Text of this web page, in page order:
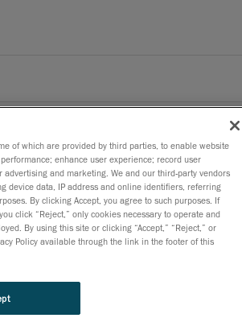
다목적 3-in-1 시스템, MetraSCAN 3D. C-
of which are provided by third parties, to enable website
enhance user experience; record user
and marketing. We and our third-party vendors
device data, IP address and online identifiers, referring
By clicking Accept, you agree to such purposes. If
click “Reject,” only cookies necessary to operate and
By using this site or clicking “Accept,” “Reject,” or
Policy available through the link in the footer of this